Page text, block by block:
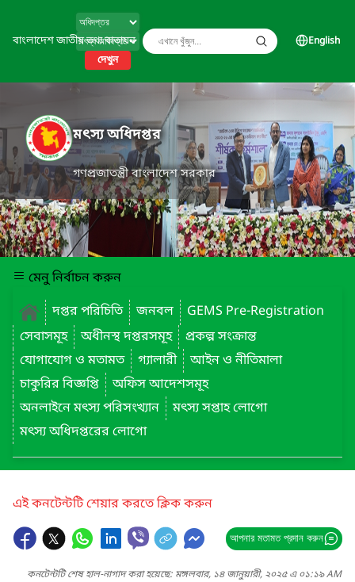
বাংলাদেশ জাতীয় তথ্য বাতায়ন
দেখুন
English
মৎস্য অধিদপ্তর
গণপ্রজাতন্ত্রী বাংলাদেশ সরকার
মেনু নির্বাচন করুন
দপ্তর পরিচিতি
জনবল
GEMS Pre-Registration
সেবাসমূহ
অধীনস্থ দপ্তরসমূহ
প্রকল্প সংক্রান্ত
যোগাযোগ ও মতামত
গ্যালারী
আইন ও নীতিমালা
চাকুরির বিজ্ঞপ্তি
অফিস আদেশসমূহ
অনলাইনে মৎস্য পরিসংখ্যান
মৎস্য সপ্তাহ লোগো
মৎস্য অধিদপ্তরের লোগো
এই কনটেন্টটি শেয়ার করতে ক্লিক করুন
আপনার মতামত প্রদান করুন
কনটেন্টটি শেষ হাল-নাগাদ করা হয়েছে: মঙ্গলবার, ১৪ জানুয়ারী, ২০২৫ এ ০১:১৯ AM